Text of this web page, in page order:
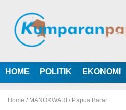
HOME POLITIK EKONOMI
Home / MANOKWARI / Papua Barat